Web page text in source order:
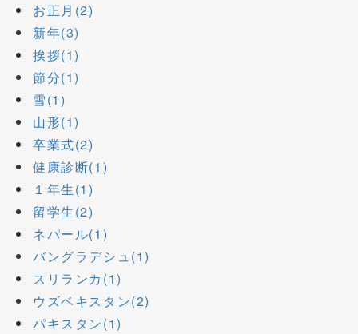
お正月(2)
新年(3)
挨拶(1)
節分(1)
雪(1)
山形(1)
卒業式(2)
健康診断(1)
１年生(1)
留学生(2)
ネパール(1)
バングラデシュ(1)
スリランカ(1)
ウズベキスタン(2)
パキスタン(1)